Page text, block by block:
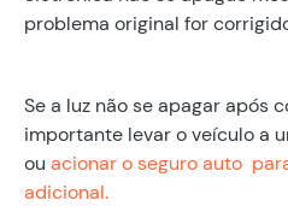
problema original for
Se a luz não se apagar após
importante levar o veículo a
ou acionar o seguro auto
adicional.